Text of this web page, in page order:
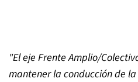
"El eje Frente Amplio/
mantener la conducción de